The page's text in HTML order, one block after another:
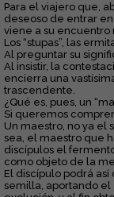
Para el viajero que,
deseoso de entrar
viene a su encuentro
Los “stupas”, las
Al preguntar su
Al insistir, la
encierra una
trascendente.
¿Qué es, pues, un
Si queremos
Un maestro, no ya el
sea, el maestro que
discípulos el
como objeto de la
El discípulo podrá
semilla, aportando el